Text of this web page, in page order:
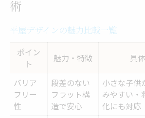
注文住宅ならではの工夫
外観と間取りのバランス
快適でおしゃれな平屋住宅を
快適性を高める間取り工
術
平屋デザインの魅力比較一覧
ポイン
ト
魅力・特徴 具
バリア
フリー
性
段差のない
フラット構
造で安心
小さな子供
みやすい・
化にも対応